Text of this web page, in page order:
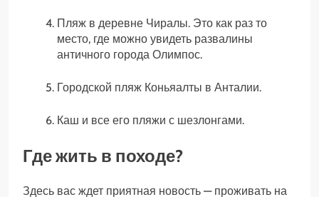
Пляж в деревне Чиралы. Это как раз то
место, где можно увидеть развалины
античного города Олимпос.
Городской пляж Коньяалты в Анталии.
Каш и все его пляжи с шезлонгами.
Где жить в походе?
Здесь вас ждет приятная новость — проживать на